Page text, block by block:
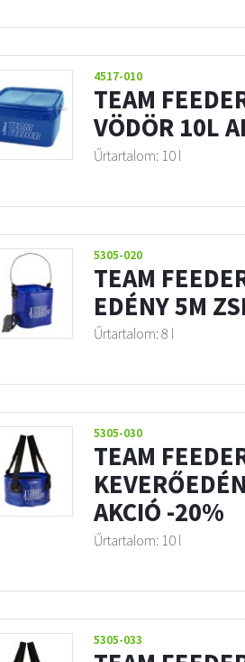
4517-010
TEAM
VÖDÖR 10L
Űrtartalom: 10 l
5305-020
TEAM
EDÉNY 5M
Űrtartalom: 8 l
5305-030
TEAM
AKCIÓ -20%
Űrtartalom: 10 l
5305-033